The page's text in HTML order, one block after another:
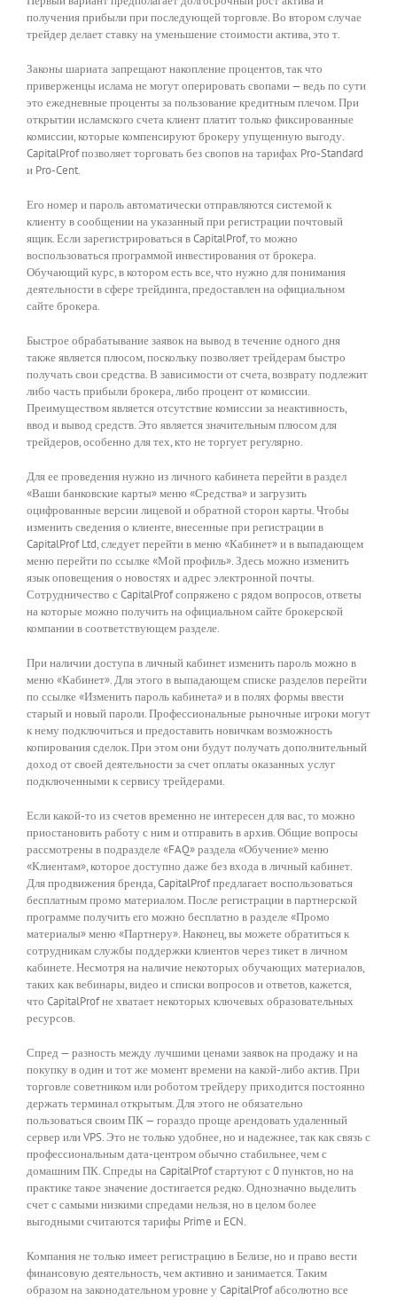
получения прибыли при последующей торговле. Во втором случае
трейдер делает ставку на уменьшение стоимости актива, это т.
Законы шариата запрещают накопление процентов, так что
приверженцы ислама не могут оперировать свопами — ведь по сути
это ежедневные проценты за пользование кредитным плечом. При
открытии исламского счета клиент платит только фиксированные
комиссии, которые компенсируют брокеру упущенную выгоду.
CapitalProf позволяет торговать без свопов на тарифах Pro-Standard
и Pro-Cent.
Его номер и пароль автоматически отправляются системой к
клиенту в сообщении на указанный при регистрации почтовый
ящик. Если зарегистрироваться в CapitalProf, то можно
воспользоваться программой инвестирования от брокера.
Обучающий курс, в котором есть все, что нужно для понимания
деятельности в сфере трейдинга, предоставлен на официальном
сайте брокера.
Быстрое обрабатывание заявок на вывод в течение одного дня
также является плюсом, поскольку позволяет трейдерам быстро
получать свои средства. В зависимости от счета, возврату подлежит
либо часть прибыли брокера, либо процент от комиссии.
Преимуществом является отсутствие комиссии за неактивность,
ввод и вывод средств. Это является значительным плюсом для
трейдеров, особенно для тех, кто не торгует регулярно.
Для ее проведения нужно из личного кабинета перейти в раздел
«Ваши банковские карты» меню «Средства» и загрузить
оцифрованные версии лицевой и обратной сторон карты. Чтобы
изменить сведения о клиенте, внесенные при регистрации в
CapitalProf Ltd, следует перейти в меню «Кабинет» и в выпадающем
меню перейти по ссылке «Мой профиль». Здесь можно изменить
язык оповещения о новостях и адрес электронной почты.
Сотрудничество с CapitalProf сопряжено с рядом вопросов, ответы
на которые можно получить на официальном сайте брокерской
компании в соответствующем разделе.
При наличии доступа в личный кабинет изменить пароль можно в
меню «Кабинет». Для этого в выпадающем списке разделов перейти
по ссылке «Изменить пароль кабинета» и в полях формы ввести
старый и новый пароли. Профессиональные рыночные игроки могут
к нему подключиться и предоставить новичкам возможность
копирования сделок. При этом они будут получать дополнительный
доход от своей деятельности за счет оплаты оказанных услуг
подключенными к сервису трейдерами.
Если какой-то из счетов временно не интересен для вас, то можно
приостановить работу с ним и отправить в архив. Общие вопросы
рассмотрены в подразделе «FAQ» раздела «Обучение» меню
«Клиентам», которое доступно даже без входа в личный кабинет.
Для продвижения бренда, CapitalProf предлагает воспользоваться
бесплатным промо материалом. После регистрации в партнерской
программе получить его можно бесплатно в разделе «Промо
материалы» меню «Партнеру». Наконец, вы можете обратиться к
сотрудникам службы поддержки клиентов через тикет в личном
кабинете. Несмотря на наличие некоторых обучающих материалов,
таких как вебинары, видео и списки вопросов и ответов, кажется,
что CapitalProf не хватает некоторых ключевых образовательных
ресурсов.
Спред — разность между лучшими ценами заявок на продажу и на
покупку в один и тот же момент времени на какой-либо актив. При
торговле советником или роботом трейдеру приходится постоянно
держать терминал открытым. Для этого не обязательно
пользоваться своим ПК — гораздо проще арендовать удаленный
сервер или VPS. Это не только удобнее, но и надежнее, так как связь с
профессиональным дата-центром обычно стабильнее, чем с
домашним ПК. Спреды на CapitalProf стартуют с 0 пунктов, но на
практике такое значение достигается редко. Однозначно выделить
счет с самыми низкими спредами нельзя, но в целом более
выгодными считаются тарифы Prime и ECN.
Компания не только имеет регистрацию в Белизе, но и право вести
финансовую деятельность, чем активно и занимается. Таким
образом на законодательном уровне у CapitalProf абсолютно все